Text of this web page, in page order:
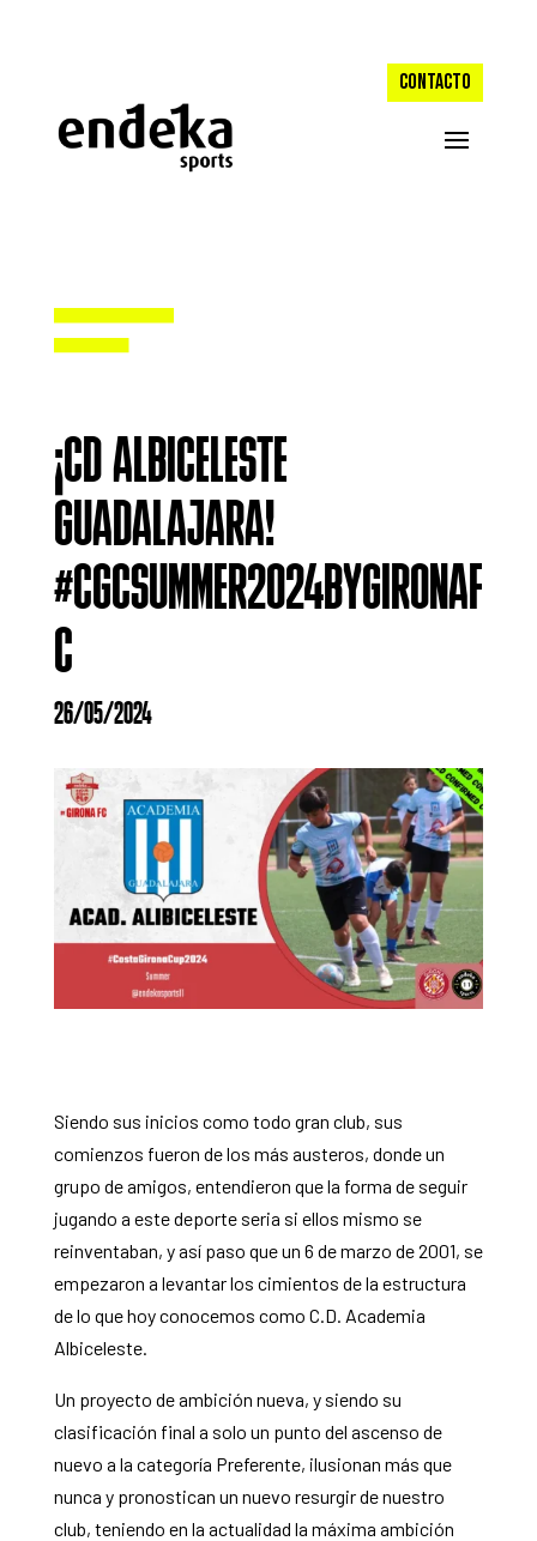
CONTACTO
¡CD ALBICELESTE
GUADALAJARA!
#CGCSUMMER2024BYGIRONAF
C
26/05/2024
Siendo sus inicios como todo gran club, sus
comienzos fueron de los más austeros, donde un
grupo de amigos, entendieron que la forma de seguir
jugando a este deporte seria si ellos mismo se
reinventaban, y así paso que un 6 de marzo de 2001, se
empezaron a levantar los cimientos de la estructura
de lo que hoy conocemos como C.D. Academia
Albiceleste.
Un proyecto de ambición nueva, y siendo su
clasificación final a solo un punto del ascenso de
nuevo a la categoría Preferente, ilusionan más que
nunca y pronostican un nuevo resurgir de nuestro
club, teniendo en la actualidad la máxima ambición